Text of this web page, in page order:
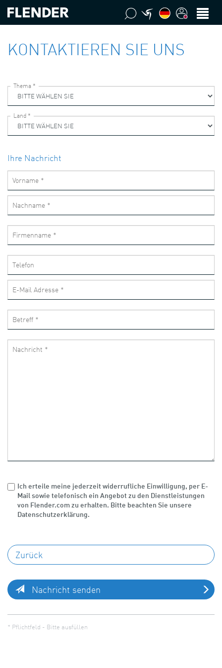
KONTAKTIEREN SIE UNS
Ihre Nachricht
Ich erteile meine jederzeit widerrufliche Einwilligung, per E-
Mail sowie telefonisch ein Angebot zu den Dienstleistungen
von Flender.com zu erhalten. Bitte beachten Sie unsere
Datenschutzerklärung.
Nachricht senden
* Pflichtfeld - Bitte ausfüllen